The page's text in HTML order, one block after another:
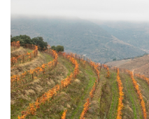
Luas
e
Marés
Histórico